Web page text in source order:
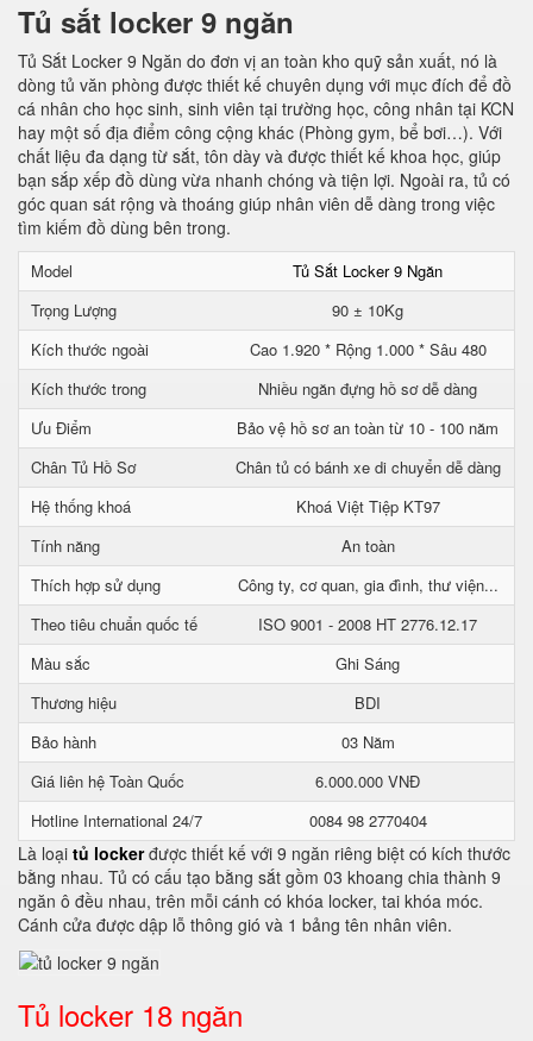
Tủ sắt locker 9 ngăn
Tủ Sắt Locker 9 Ngăn do đơn vị an toàn kho quỹ sản xuất, nó là
dòng tủ văn phòng được thiết kế chuyên dụng với mục đích để đồ
cá nhân cho học sinh, sinh viên tại trường học, công nhân tại KCN
hay một số địa điểm công cộng khác (Phòng gym, bể bơi…). Với
chất liệu đa dạng từ sắt, tôn dày và được thiết kế khoa học, giúp
bạn sắp xếp đồ dùng vừa nhanh chóng và tiện lợi. Ngoài ra, tủ có
góc quan sát rộng và thoáng giúp nhân viên dễ dàng trong việc
tìm kiếm đồ dùng bên trong.
Model
Tủ Sắt Locker 9 Ngăn
Trọng Lượng
90 ± 10Kg
Kích thước ngoài
Cao 1.920 * Rộng 1.000 * Sâu 480
Kích thước trong
Nhiều ngăn đựng hồ sơ dễ dàng
Ưu Điểm
Bảo vệ hồ sơ an toàn từ 10 - 100 năm
Chân Tủ Hồ Sơ
Chân tủ có bánh xe di chuyển dễ dàng
Hệ thống khoá
Khoá Việt Tiệp KT97
Tính năng
An toàn
Thích hợp sử dụng
Công ty, cơ quan, gia đình, thư viện...
Theo tiêu chuẩn quốc tế
ISO 9001 - 2008 HT 2776.12.17
Màu sắc
Ghi Sáng
Thương hiệu
BDI
Bảo hành
03 Năm
Giá liên hệ Toàn Quốc
6.000.000 VNĐ
Hotline International 24/7
0084 98 2770404
Là loại tủ lockerđược thiết kế với 9 ngăn riêng biệt có kích thước
bằng nhau. Tủ có cấu tạo bằng sắt gồm 03 khoang chia thành 9
ngăn ô đều nhau, trên mỗi cánh có khóa locker, tai khóa móc.
Cánh cửa được dập lỗ thông gió và 1 bảng tên nhân viên.
Tủ locker 18 ngăn